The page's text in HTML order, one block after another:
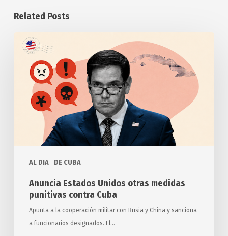
Related Posts
AL DIA DE CUBA
Anuncia
Estados
Unidos
medidas
punitivas
Anuncia Estados Unidos otras medidas
punitivas contra Cuba
Apunta a la cooperación militar con Rusia y China y sanciona
a funcionarios designados. El…